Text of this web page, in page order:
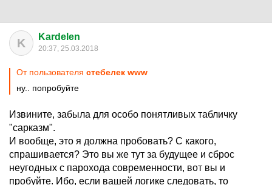
K Kardelen
20:37, 25.03.2018
От пользователя стебелек www
ну.. попробуйте
Извините, забыла для особо понятливых табличку
"сарказм".
И вообще, это я должна пробовать? С какого,
спрашивается? Это вы же тут за будущее и сброс
неугодных с парохода современности, вот вы и
пробуйте. Ибо, если вашей логике следовать, то